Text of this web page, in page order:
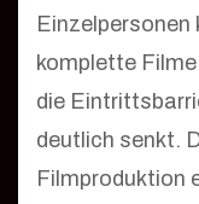
Einzelpersonen
komplette
die
deutlich senkt.
Filmproduktion